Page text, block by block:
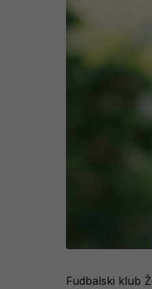
Fudbalski klub